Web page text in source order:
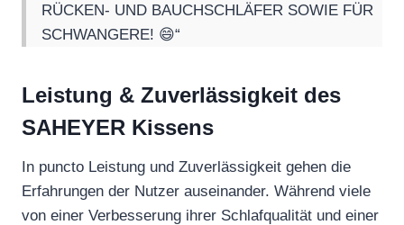
RÜCKEN- UND BAUCHSCHLÄFER SOWIE FÜR
SCHWANGERE! 😄“
Leistung & Zuverlässigkeit des
SAHEYER Kissens
In puncto Leistung und Zuverlässigkeit gehen die
Erfahrungen der Nutzer auseinander. Während viele
von einer Verbesserung ihrer Schlafqualität und einer